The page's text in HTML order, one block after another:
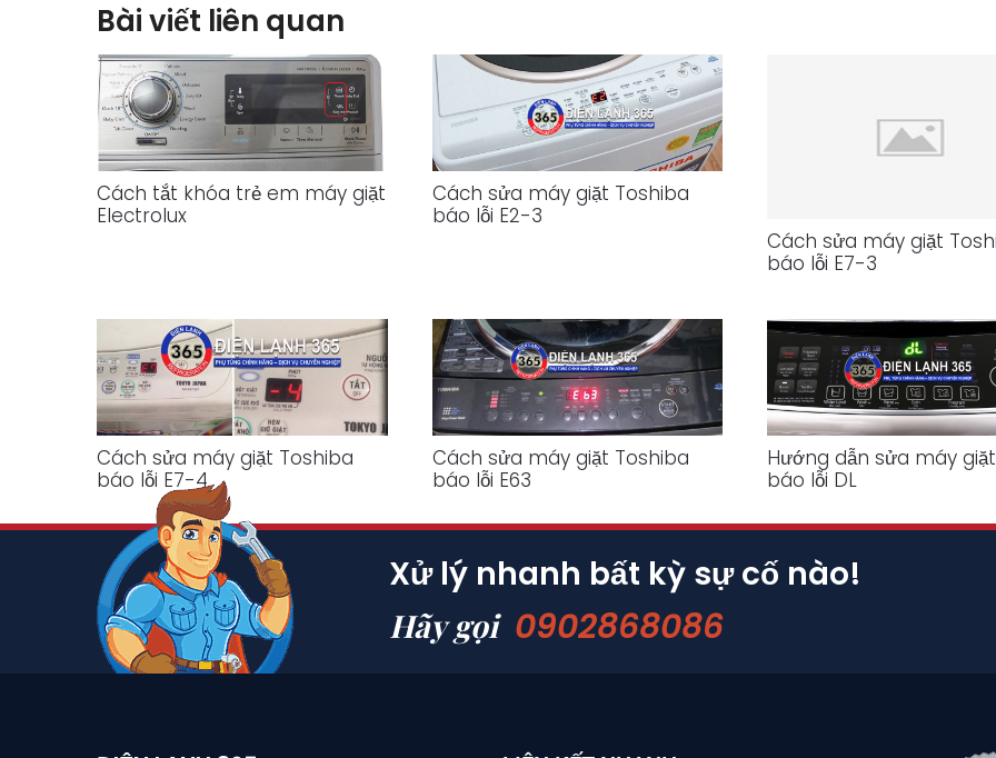
Bài viết liên quan
Cách tắt khóa trẻ em máy giặt
Electrolux
Cách sửa máy giặt Toshiba
báo lỗi E2-3
Cách sửa máy giặt
báo lỗi E7-3
Cách sửa máy giặt Toshiba
báo lỗi E7-4
Cách sửa máy giặt Toshiba
báo lỗi E63
Hướng dẫn sửa máy
báo lỗi DL
Xử lý nhanh bất kỳ sự cố nào!
Hãy gọi 0902868086